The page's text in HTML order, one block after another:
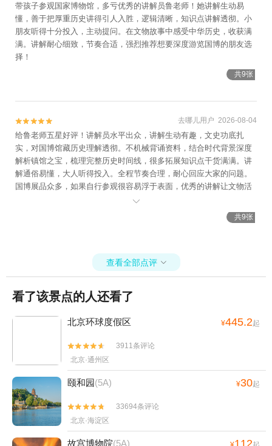
带孩子参观国家博物馆，多亏优秀的讲解员鲁老师！她讲解生动易
懂，善于把厚重历史讲得引人入胜，逻辑清晰，知识点讲解透彻。小
朋友听得十分投入，主动提问。在文物故事中感受中华历史，收获满
满。讲解耐心细致，节奏合适，强烈推荐想要深度游览国博的朋友选
择！
共9张

 去哪儿用户 2026-08-04
给鲁老师五星好评！讲解员水平出众，讲解生动有趣，文史功底扎
实，对国博馆藏历史理解透彻。不机械背诵资料，结合时代背景深度
解析镇馆之宝，梳理完整历史时间线，很多拓展知识点干货满满。讲
解通俗易懂，大人听得投入。全程节奏合理，耐心回应大家的问题。
国博展品众多，如果自行参观很容易浮于表面，优秀的讲解让文物活
了起来，沉浸式感受中华五千年文明。不虚此行，非常推荐！

共9张
查看全部点评 
看了该景点的人还看了
北京环球度假区 ¥445.2起


3911条评论
北京·通州区
颐和园(5A) ¥30起


33694条评论
北京·海淀区
故宫博物院(5A)